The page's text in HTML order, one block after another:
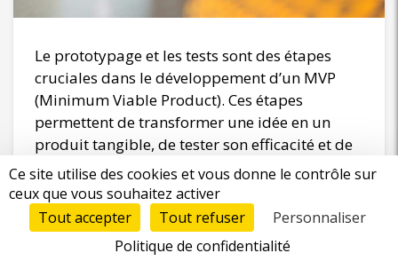
Le prototypage et les tests sont des étapes
cruciales dans le développement d’un MVP
(Minimum Viable Product). Ces étapes
permettent de transformer une idée en un
produit tangible, de tester son efficacité et de
recueillir des retours précieux avant de passer
à une version complète. Heureusement, il
existe de nombreuses plateformes dédiées
qui simplifient ce processus. Dans cet article,
nous explorons les meilleures plateformes
Ce site utilise des cookies et vous donne le contrôle sur
ceux que vous souhaitez activer
Tout accepter
Tout refuser
Personnaliser
Politique de confidentialité